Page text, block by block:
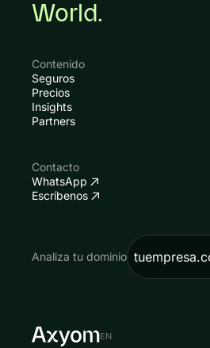
World.
Contenido
Seguros
Precios
Insights
Partners
Contacto
WhatsApp
Escríbenos
Analiza tu dominio
EN